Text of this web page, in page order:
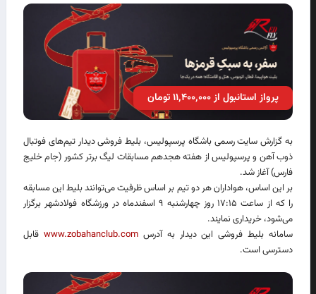
پرواز استانبول از ۱۱٬۴۰۰٬۰۰۰ تومان
به گزارش سایت رسمی باشگاه پرسپولیس، بلیط فروشی دیدار تیم‌های فوتبال
ذوب آهن و پرسپولیس از هفته هجدهم مسابقات لیگ برتر کشور (جام خلیج
فارس) آغاز شد.
بر این اساس، هواداران هر دو تیم بر اساس ظرفیت می‌توانند بلیط این مسابقه
را که از ساعت ۱۷:۱۵ روز چهارشنبه ۹ اسفندماه در ورزشگاه فولادشهر برگزار
می‌شود، خریداری نمایند.
سامانه بلیط فروشی این دیدار به آدرسwww.zobahanclub.com قابل
دسترسی است.